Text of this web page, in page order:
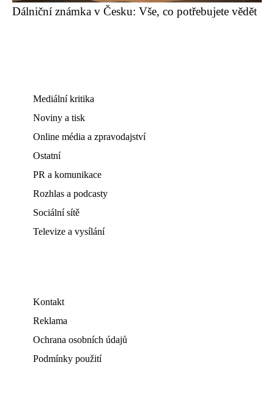
Dálniční známka v Česku: Vše, co potřebujete vědět
Mediální kritika
Noviny a tisk
Online média a zpravodajství
Ostatní
PR a komunikace
Rozhlas a podcasty
Sociální sítě
Televize a vysílání
Kontakt
Reklama
Ochrana osobních údajů
Podmínky použití